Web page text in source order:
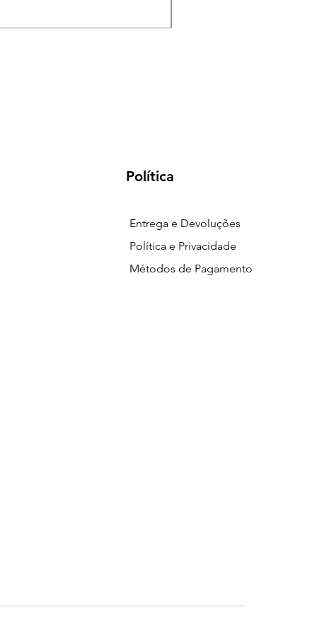
Política
Entrega e Devoluções
Política e Privacidade
Métodos de Pagamento